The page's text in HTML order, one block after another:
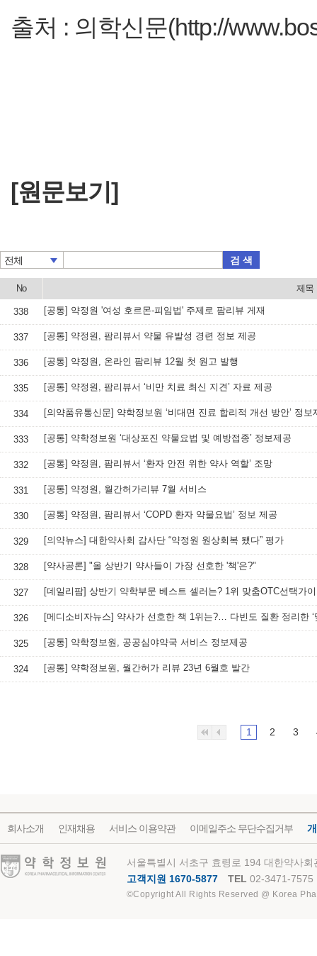
출처 : 의학신문(http://
[원문보기]
전체 검 색
No 제목
338 [공통] 약정원 '여성 호르몬-피임법' 주제로 팜리뷰 게재
337 [공통] 약정원, 팜리뷰서 약물 유발성 경련 정보 제공
336 [공통] 약정원, 온라인 팜리뷰 12월 첫 원고 발행
335 [공통] 약정원, 팜리뷰서 ‘비만 치료 최신 지견’ 자료 제공
334 [의약품유통신문] 약학정보원 ‘비대면 진료 합리적 개선 방안’ 정보
333 [공통] 약학정보원 ‘대상포진 약물요법 및 예방접종’ 정보제공
332 [공통] 약정원, 팜리뷰서 ‘환자 안전 위한 약사 역할’ 조망
331 [공통] 약정원, 월간허가리뷰 7월 서비스
330 [공통] 약정원, 팜리뷰서 ‘COPD 환자 약물요법’ 정보 제공
329 [의약뉴스] 대한약사회 감사단 “약정원 원상회복 됐다” 평가
328 [약사공론] "올 상반기 약사들이 가장 선호한 '책'은?"
327 [데일리팜] 상반기 약학부문 베스트 셀러는? 1위 맞춤OTC선택가
326
325 [공통] 약학정보원, 공공심야약국 서비스 정보제공
324 [공통] 약학정보원, 월간허가 리뷰 23년 6월호 발간
1 2 3
회사소개 인재채용 서비스 이용약관 이메일주소 무단수집거부
약학정보원
서울특별시 서초구 효령로 194 대한약사
고객지원 1670-5877
TEL 02-3471-7575
©Copyright All Rights Reserved @ Korea